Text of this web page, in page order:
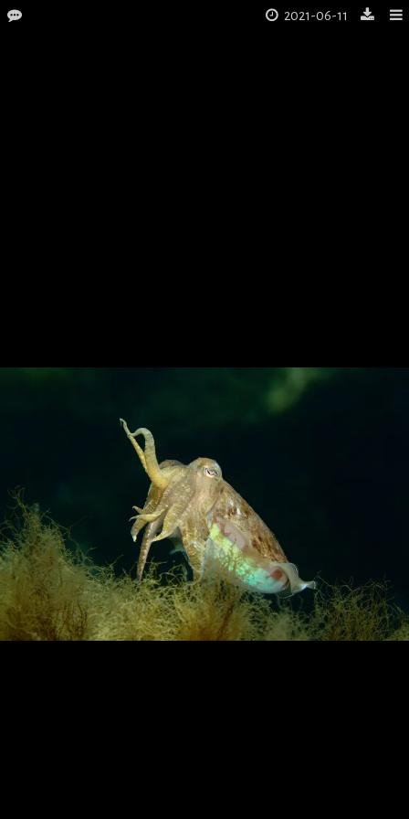
2021-06-11
Loading…